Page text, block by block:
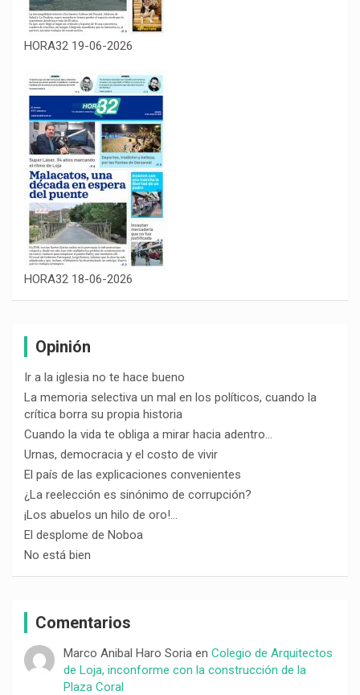
HORA32 19-06-2026
HORA32 18-06-2026
Opinión
Ir a la iglesia no te hace bueno
La memoria selectiva un mal en los políticos, cuando la
crítica borra su propia historia
Cuando la vida te obliga a mirar hacia adentro…
Urnas, democracia y el costo de vivir
El país de las explicaciones convenientes
¿La reelección es sinónimo de corrupción?
¡Los abuelos un hilo de oro!…
El desplome de Noboa
No está bien
Comentarios
Marco Anibal Haro Soria en Colegio de Arquitectos
de Loja, inconforme con la construcción de la
Plaza Coral